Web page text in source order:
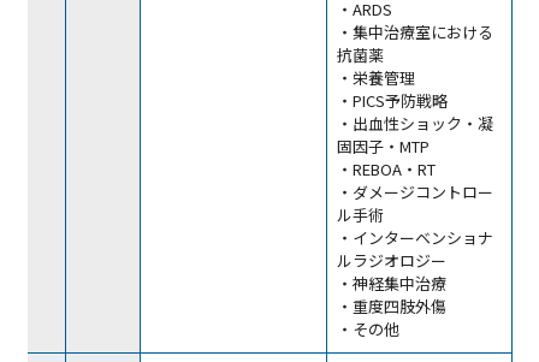
・ARDS
・集中治療室における
抗菌薬
・栄養管理
・PICS予防戦略
・出血性ショック・凝
固因子・MTP
・REBOA・RT
・ダメージコントロー
ル手術
・インターベンショナ
ルラジオロジー
・神経集中治療
・重度四肢外傷
・その他